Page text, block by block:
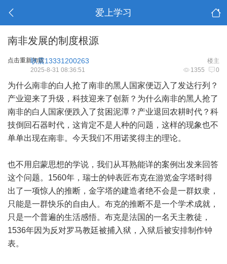
爱上学习
南非发展的制度根源
点击重新加载 楼主
耿震13331200263
1355 0
2025-8-31 08:36:51
为什么南非的白人抢了南非的黑人国家便迈入了发达行列？
产业迎来了升级，科技迎来了创新？为什么南非的黑人抢了
南非的白人国家便跌入了贫困泥潭？产业退回农耕时代？科
技倒回石器时代，这肯定不是人种的问题，这样的现象也不
单单出现在南非。今天我们不用诺奖得主的理论。
也不用启蒙思想的学说，我们从耳熟能详的案例出发来回答
这个问题。1560年，瑞士的钟表匠布克在游览金字塔时得
出了一项惊人的推断，金字塔的建造者绝不会是一群奴隶，
只能是一群快乐的自由人。布克的推断不是一个学术成就，
只是一个普遍的生活感悟。布克是法国的一名天主教徒，
1536年因为反对罗马教廷被捕入狱，入狱后被安排制作钟
表。